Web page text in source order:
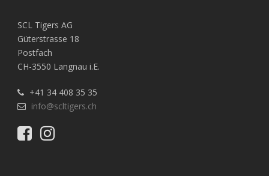
SCL Tigers AG
Güterstrasse 18
Postfach
CH-3550 Langnau i.E.
+41 34 408 35 35
info@scltigers.ch